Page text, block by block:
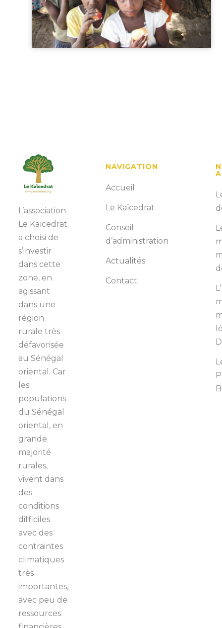
L’association
Le Kaïcedrat
a choisi de
s’investir
dans cette
zone, en
agissant
dans une
région
rurale très
défavorisée
au Sénégal
oriental. Car
les
populations
du Sénégal
oriental, en
grande
majorité
rurales,
vivent dans
des
conditions
difficiles
avec des
contraintes
climatiques
très
importantes,
avec peu de
ressources
NAVIGATION
Accueil
Le Kaïcedrat
Conseil
d’administration
Actualités
Contact